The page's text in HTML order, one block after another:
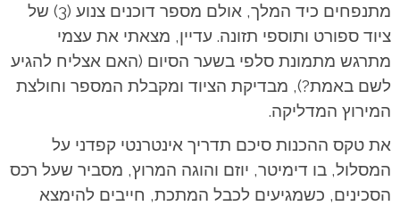
מתנפחים כיד המלך, אולם מספר דוכנים צנוע (3) של
ציוד ספורט ותוספי תזונה. עדיין, מצאתי את עצמי
מתרגש מתמונת סלפי בשער הסיום (האם אצליח להגיע
לשם באמת?), מבדיקת הציוד ומקבלת המספר וחולצת
המירוץ המדליקה.
את טקס ההכנות סיכם תדריך אינטרנטי קפדני על
המסלול, בו דימיטר, יוזם והוגה המרוץ, מסביר שעל רכס
הסכינים, כשמגיעים לכבל המתכת, חייבים להימצא